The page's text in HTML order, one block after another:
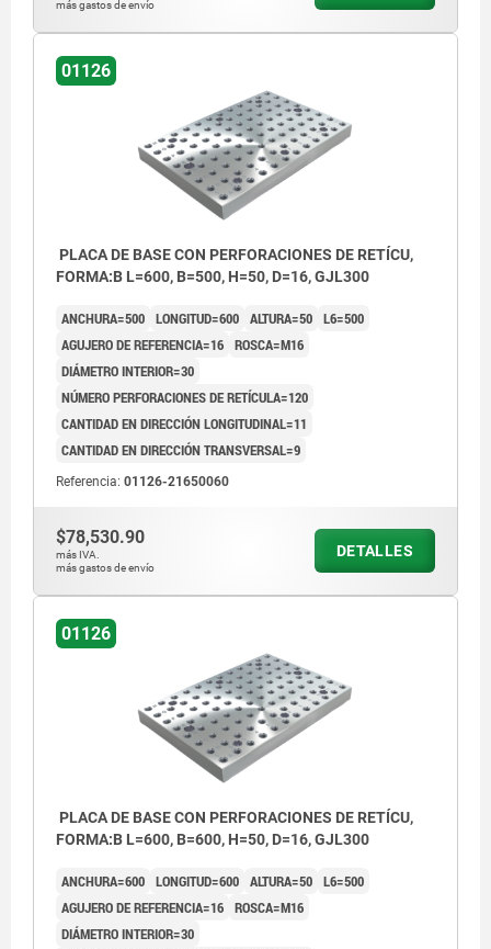
más gastos de envío
01126
PLACA DE BASE CON PERFORACIONES DE RETÍCU,
FORMA:B L=600, B=500, H=50, D=16, GJL300
ANCHURA=500 LONGITUD=600 ALTURA=50 L6=500
AGUJERO DE REFERENCIA=16 ROSCA=M16
DIÁMETRO INTERIOR=30
NÚMERO PERFORACIONES DE RETÍCULA=120
CANTIDAD EN DIRECCIÓN LONGITUDINAL=11
CANTIDAD EN DIRECCIÓN TRANSVERSAL=9
Referencia: 01126-21650060
$78,530.90
más IVA.
más gastos de envío
DETALLES
01126
PLACA DE BASE CON PERFORACIONES DE RETÍCU,
FORMA:B L=600, B=600, H=50, D=16, GJL300
ANCHURA=600 LONGITUD=600 ALTURA=50 L6=500
AGUJERO DE REFERENCIA=16 ROSCA=M16
DIÁMETRO INTERIOR=30